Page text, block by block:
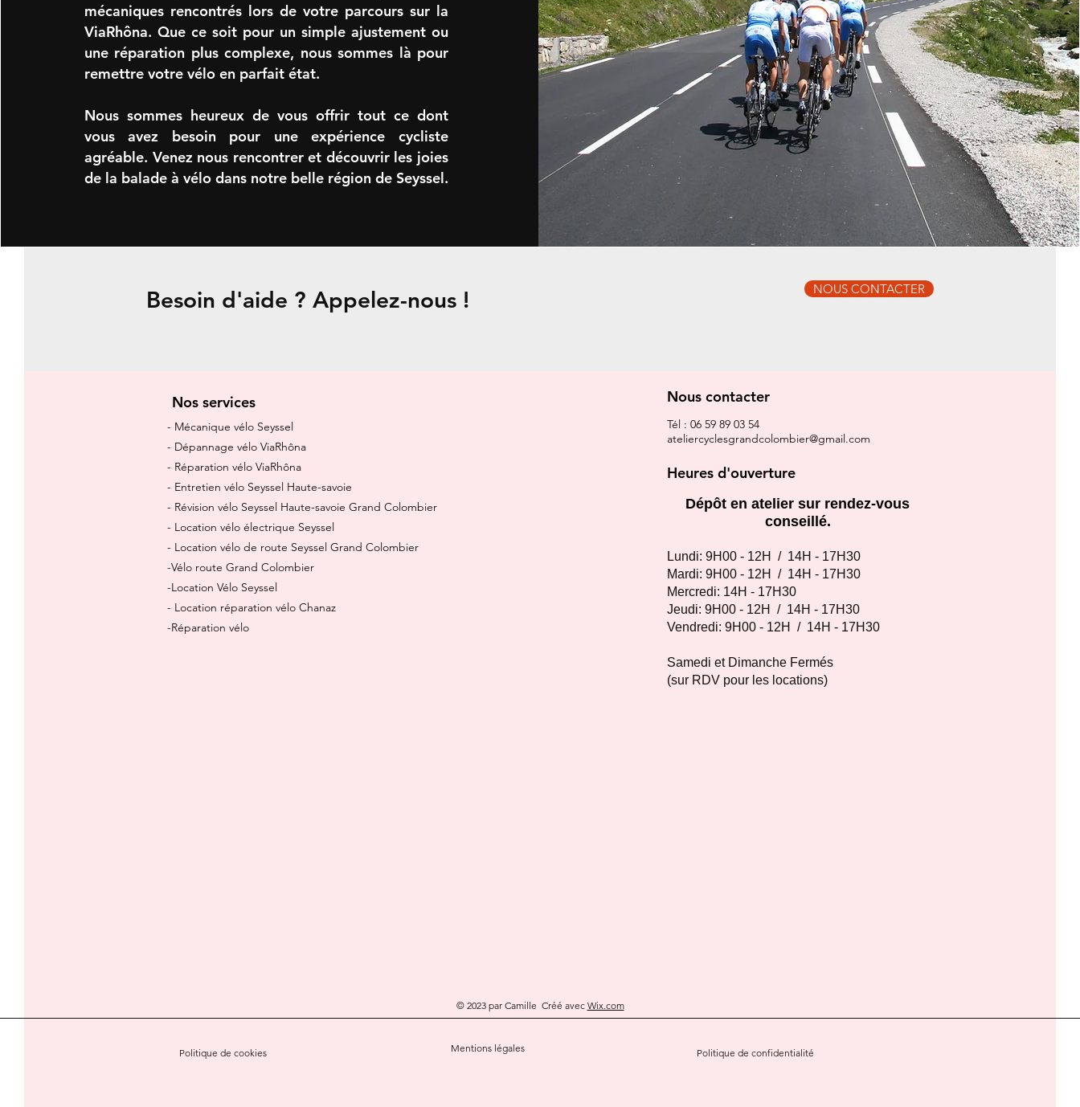
mécaniques rencontrés lors de votre parcours sur la
ViaRhôna. Que ce soit pour un simple ajustement ou
une réparation plus complexe, nous sommes là pour
remettre votre vélo en parfait état.
Nous sommes heureux de vous offrir tout ce dont
vous avez besoin pour une expérience cycliste
agréable. Venez nous rencontrer et découvrir les joies
de la balade à vélo dans notre belle région de Seyssel.
Besoin d'aide ? Appelez-nous ! NOUS CONTACTER
Nos services
- Mécanique vélo Seyssel
- Dépannage vélo ViaRhôna
- Réparation vélo ViaRhôna
- Entretien vélo Seyssel Haute-savoie
- Révision vélo Seyssel Haute-savoie Grand Colombier
- Location vélo électrique Seyssel
- Location vélo de route Seyssel Grand Colombier
-Vélo route Grand Colombier
-Location Vélo Seyssel
- Location réparation vélo Chanaz
-Réparation vélo
Nous contacter
​Tél : 06 59 89 03 54
ateliercyclesgrandcolombier@gmail.com
Heures d'ouverture
Dépôt en atelier sur rendez-vous
conseillé.
Lundi: 9H00 - 12H / 14H - 17H30
Mardi: 9H00 - 12H / 14H - 17H30
Mercredi: 14H - 17H30
Jeudi: 9H00 - 12H / 14H - 17H30
Vendredi: 9H00 - 12H / 14H - 17H30
Samedi et Dimanche Fermés
(sur RDV pour les locations)
© 2023 par Camille Créé avec Wix.com
Politique de cookies Mentions légales Politique de confidentialité